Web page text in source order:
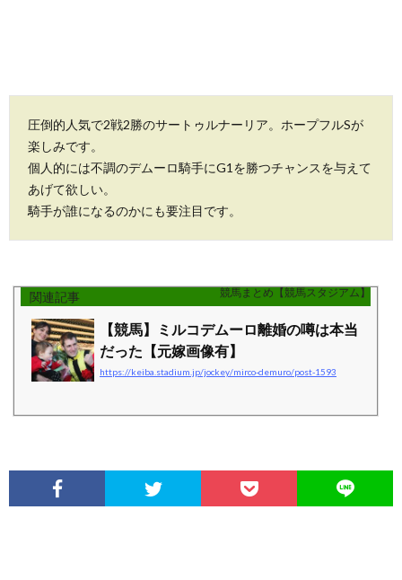
圧倒的人気で2戦2勝のサートゥルナーリア。ホープフルSが
楽しみです。
個人的には不調のデムーロ騎手にG1を勝つチャンスを与えて
あげて欲しい。
騎手が誰になるのかにも要注目です。
競馬まとめ【競馬スタジアム】
【競馬】ミルコデムーロ離婚の噂は本当
だった【元嫁画像有】
https://keiba.stadium.jp/jockey/mirco-demuro/post-1593